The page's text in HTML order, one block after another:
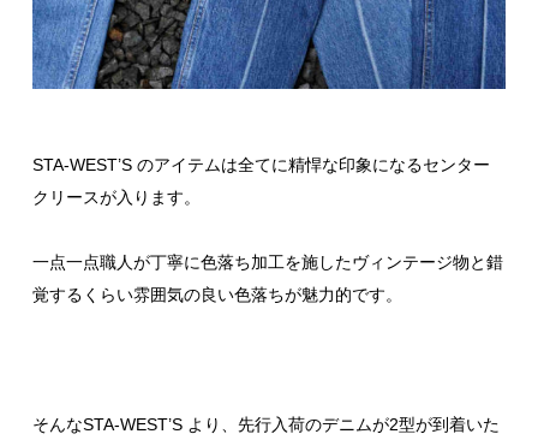
STA-WEST’S のアイテムは全てに精悍な印象になるセンター
クリースが入ります。
一点一点職人が丁寧に色落ち加工を施したヴィンテージ物と錯
覚するくらい雰囲気の良い色落ちが魅力的です。
そんなSTA-WEST’S より、先行入荷のデニムが2型が到着いた